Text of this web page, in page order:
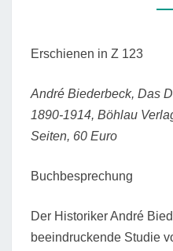
Erschienen in Z 123
André Biederbeck, Das
1890-1914, Böhlau
Seiten, 60 Euro
Buchbesprechung
Der Historiker André
beeindruckende Studie